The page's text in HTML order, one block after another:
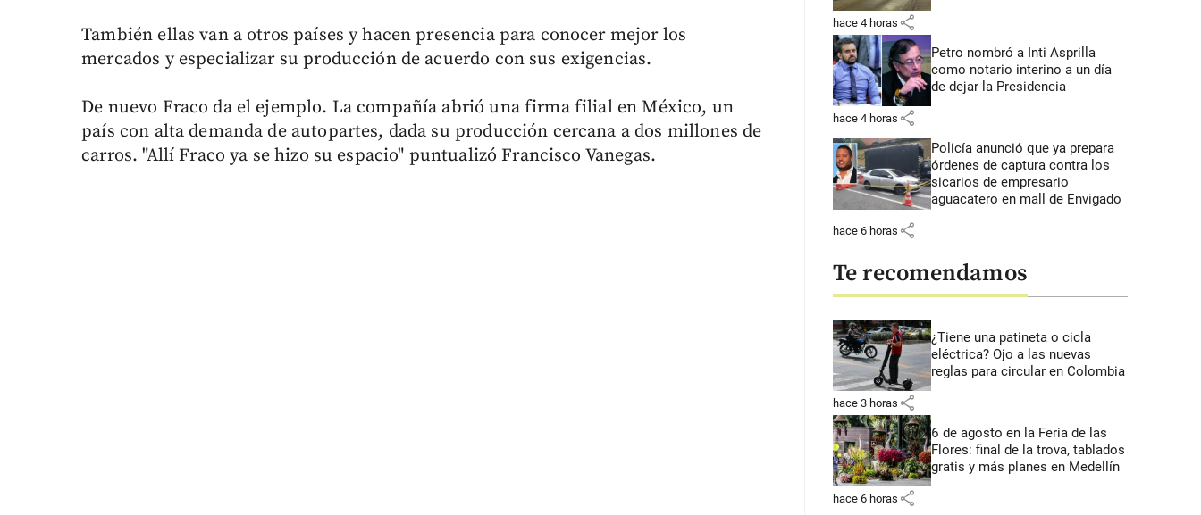
También ellas van a otros países y hacen presencia para conocer mejor los
mercados y especializar su producción de acuerdo con sus exigencias.
De nuevo Fraco da el ejemplo. La compañía abrió una firma filial en México, un
país con alta demanda de autopartes, dada su producción cercana a dos millones de
carros. "Allí Fraco ya se hizo su espacio" puntualizó Francisco Vanegas.
hace 4 horas share
Petro nombró a Inti Asprilla
como notario interino a un día
de dejar la Presidencia
hace 4 horas share
Policía anunció que ya prepara
órdenes de captura contra los
sicarios de empresario
aguacatero en mall de Envigado
hace 6 horas share
Te recomendamos
¿Tiene una patineta o cicla
eléctrica? Ojo a las nuevas
reglas para circular en Colombia
hace 3 horas share
6 de agosto en la Feria de las
Flores: final de la trova, tablados
gratis y más planes en Medellín
hace 6 horas share